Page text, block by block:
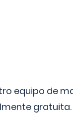
equipo de
gratuita.